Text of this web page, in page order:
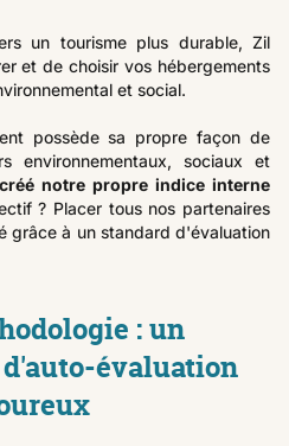
un tourisme plus durable, Zil
et de choisir vos hébergements
et social.
possède sa propre façon de
environnementaux, sociaux et
notre propre indice interne
? Placer tous nos partenaires
grâce à un standard d'évaluation
: un
évaluation